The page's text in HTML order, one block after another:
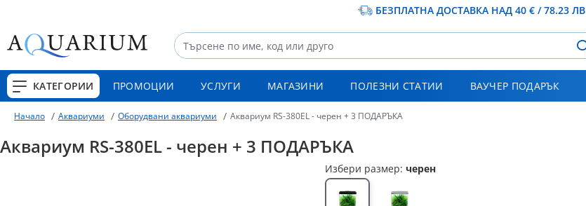
БЕЗПЛАТНА ДОСТАВКА НАД 40 € / 78.23 ЛВ
КАТЕГОРИИ ПРОМОЦИИ УСЛУГИ МАГАЗИНИ ПОЛЕЗНИ СТАТИИ ВАУЧЕР ПОДАРЪК
Начало Аквариуми Оборудвани аквариуми Аквариум RS-380EL - черен + 3 ПОДАРЪКА
Аквариум RS-380EL - черен + 3 ПОДАРЪКА
Избери размер: черен